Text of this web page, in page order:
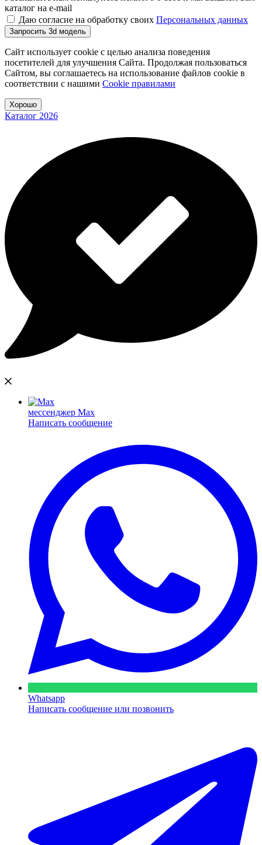
каталог на e-mail
Даю согласие на обработку своих Персональных данных
Запросить 3d модель
Сайт использует cookie с целью анализа поведения
посетителей для улучшения Сайта. Продолжая пользоваться
Сайтом, вы соглашаетесь на использование файлов cookie в
соответствии с нашими Cookiе правилами
Хорошо
Каталог 2026
мессенджер Max
Написать сообщение
Whatsapp
Написать сообщение или позвонить